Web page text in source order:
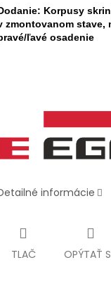
Korpusy
zmontovanom stave,
ľavé osadenie
informácie
TLAČ OPÝTAŤ